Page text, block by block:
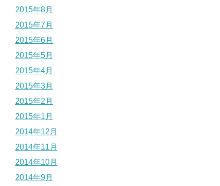
2015年8月
2015年7月
2015年6月
2015年5月
2015年4月
2015年3月
2015年2月
2015年1月
2014年12月
2014年11月
2014年10月
2014年9月